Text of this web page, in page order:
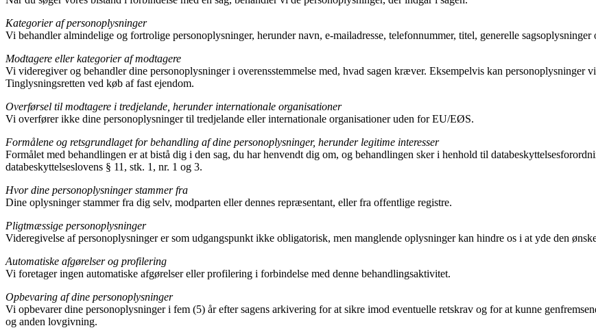
Kategorier af personoplysninger
Vi behandler almindelige og fortrolige personoplysninger, herunder navn, e-mailadresse, telefonnummer, titel, generelle sagsoplysninger
Modtagere eller kategorier af modtagere
Vi videregiver og behandler dine personoplysninger i overensstemmelse med, hvad sagen kræver. Eksempelvis kan personoplysninger
Tinglysningsretten ved køb af fast ejendom.
Overførsel til modtagere i tredjelande, herunder internationale organisationer
Vi overfører ikke dine personoplysninger til tredjelande eller internationale organisationer uden for EU/EØS.
Formålene og retsgrundlaget for behandling af dine personoplysninger, herunder legitime interesser
Formålet med behandlingen er at bistå dig i den sag, du har henvendt dig om, og behandlingen sker i henhold til
databeskyttelseslovens § 11, stk. 1, nr. 1 og 3.
Hvor dine personoplysninger stammer fra
Dine oplysninger stammer fra dig selv, modparten eller dennes repræsentant, eller fra offentlige registre.
Pligtmæssige personoplysninger
Videregivelse af personoplysninger er som udgangspunkt ikke obligatorisk, men manglende oplysninger kan hindre os i at yde den
Automatiske afgørelser og profilering
Vi foretager ingen automatiske afgørelser eller profilering i forbindelse med denne behandlingsaktivitet.
Opbevaring af dine personoplysninger
Vi opbevarer dine personoplysninger i fem (5) år efter sagens arkivering for at sikre imod eventuelle retskrav og for at kunne
og anden lovgivning.